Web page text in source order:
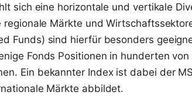
sich eine horizontale und vertikale
regionale Märkte und
Funds) sind hierfür besonders
Fonds Positionen in hunderten
Ein bekannter Index ist dabei der
Märkte abbildet.